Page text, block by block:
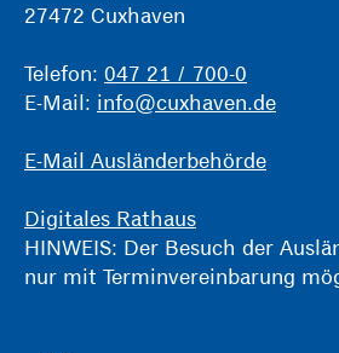
27472 Cuxhaven
Telefon: 047 21 / 700-0
E-Mail: info@cuxhaven.de
E-Mail Ausländerbehörde
Digitales Rathaus
HINWEIS: Der Besuch der
nur mit Terminvereinbarung